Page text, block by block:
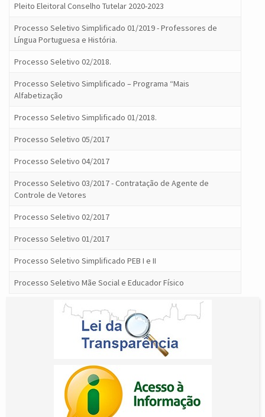
Pleito Eleitoral Conselho Tutelar 2020-2023
Processo Seletivo Simplificado 01/2019 - Professores de
Língua Portuguesa e História.
Processo Seletivo 02/2018.
Processo Seletivo Simplificado – Programa “Mais
Alfabetização
Processo Seletivo Simplificado 01/2018.
Processo Seletivo 05/2017
Processo Seletivo 04/2017
Processo Seletivo 03/2017 - Contratação de Agente de
Controle de Vetores
Processo Seletivo 02/2017
Processo Seletivo 01/2017
Processo Seletivo Simplificado PEB I e II
Processo Seletivo Mãe Social e Educador Físico